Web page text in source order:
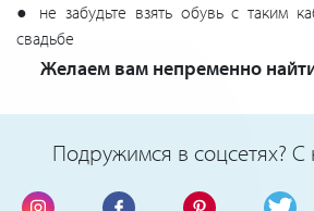
● не забудьте взять обувь с таким
свадьбе
Желаем вам непременно
Подружимся в соцсетях? С